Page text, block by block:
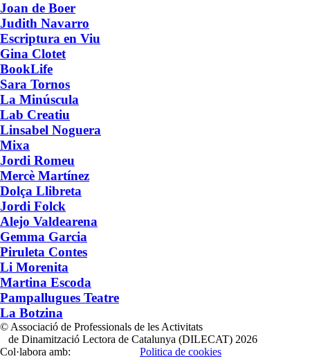
Joan de Boer
Judith Navarro
Escriptura en Viu
Gina Clotet
BookLife
Sara Tornos
La Minúscula
Lab Creatiu
Linsabel Noguera
Mixa
Jordi Romeu
Mercè Martínez
Dolça Llibreta
Jordi Folck
Alejo Valdearena
Gemma Garcia
Piruleta Contes
Li Morenita
Martina Escoda
Pampallugues Teatre
La Botzina
© Associació de Professionals de les Activitats
de Dinamització Lectora de Catalunya (DILECAT) 2026
Col·labora amb:
Politica de cookies